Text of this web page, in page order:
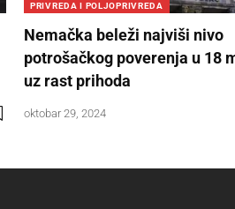
PRIVREDA I POLJOPRIVREDA
Nemačka beleži najviši nivo
potrošačkog poverenja u 18
uz rast prihoda
oktobar 29, 2024